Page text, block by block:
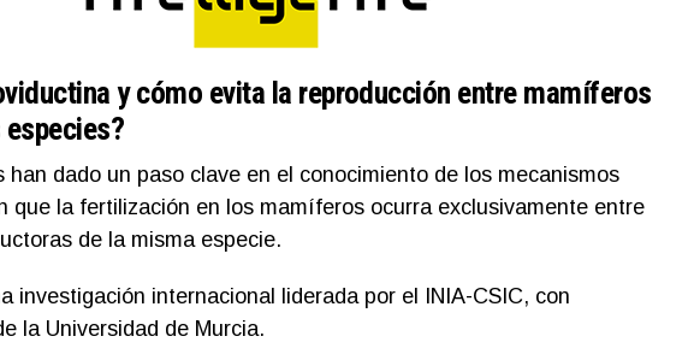
y cómo evita la reproducción entre mamíferos
han dado un paso clave en el conocimiento de los mecanismos
que la fertilización en los mamíferos ocurra exclusivamente entre
de la misma especie.
investigación internacional liderada por el INIA-CSIC, con
la Universidad de Murcia.